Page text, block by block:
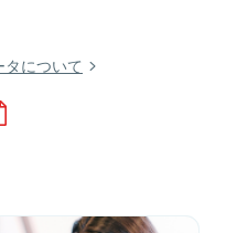
について